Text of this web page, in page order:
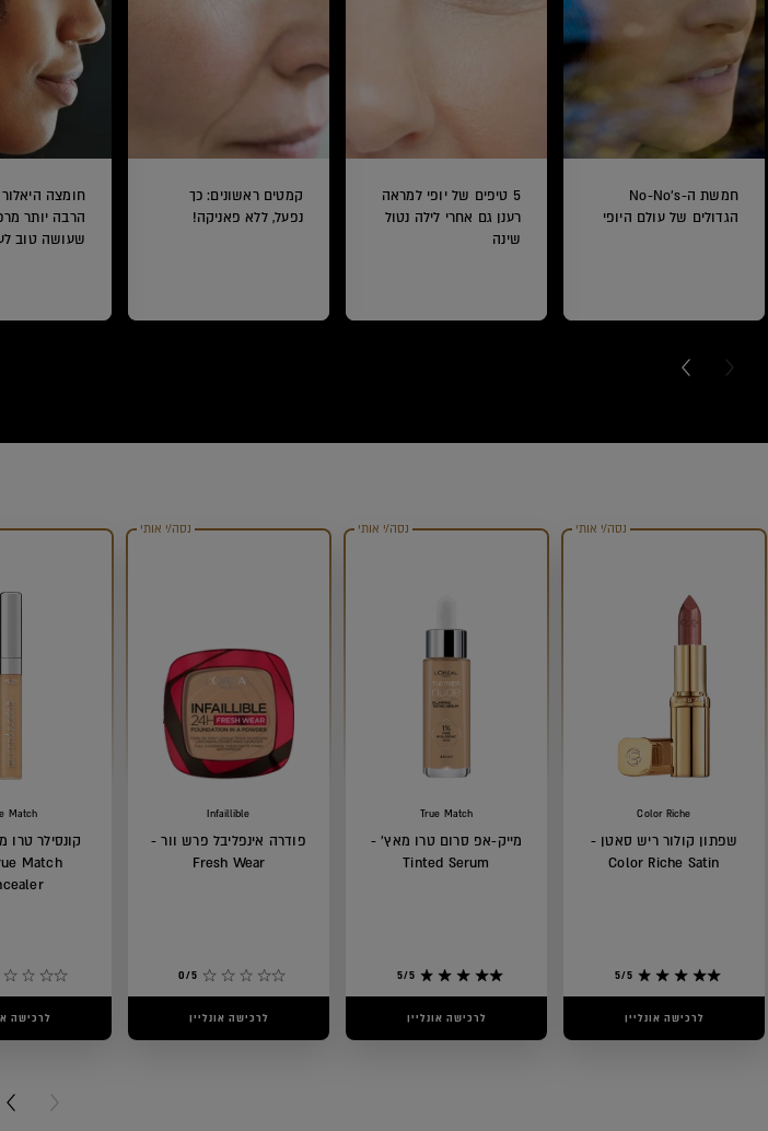
חמשת ה-No-No's
הגדולים של עולם היופי
5 טיפים של יופי למראה
רענן גם אחרי לילה נטול
שינה
קמטים ראשונים: כך
נפעל, ללא פאניקה!
חומצה
הרבה יותר
שעושה טוב
NEXT
נסה/י אותי
Color Riche
שפתון קולור ריש סאטן -
Color Riche Satin
5/5
לרכישה אונליין
נסה/י אותי
True Match
מייק-אפ סרום טרו מאץ' -
Tinted Serum
5/5
לרכישה אונליין
נסה/י אותי
Infaillible
פודרה אינפליבל פרש וור -
Fresh Wear
0/5
לרכישה אונליין
Match
Match
לרכישה
PREVIOUS CARD
NEXT CARD